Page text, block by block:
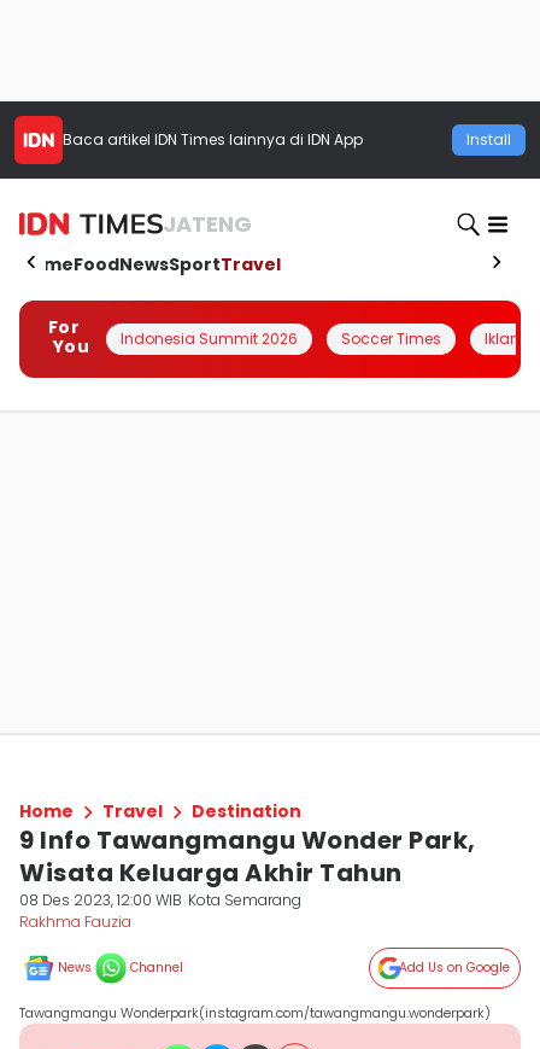
Baca artikel IDN Times lainnya di IDN App Install
JATENG
HomeFoodNewsSportTravel
For
You
Indonesia Summit 2026 Soccer Times Iklanin
Home Travel Destination
9 Info Tawangmangu Wonder Park,
Wisata Keluarga Akhir Tahun
08 Des 2023, 12:00 WIB Kota Semarang
Rakhma Fauzia
News Channel Add Us on Google
Tawangmangu Wonderpark(instagram.com/tawangmangu.wonderpark)